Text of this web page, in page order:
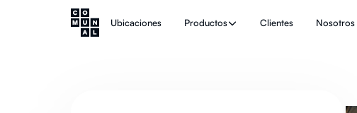
Ubicaciones Productos Clientes Nosotros